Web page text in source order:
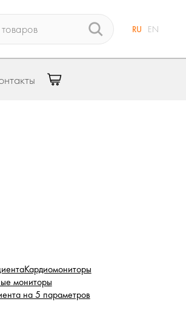
RU EN
Кардиомониторы
мониторы
на 5 параметров